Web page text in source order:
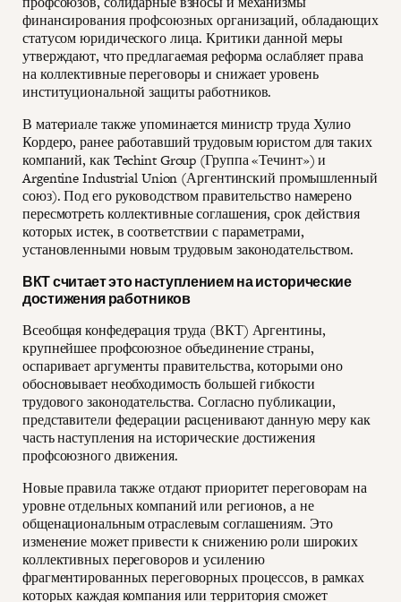
финансирования профсоюзных организаций, обладающих
статусом юридического лица. Критики данной меры
утверждают, что предлагаемая реформа ослабляет права
на коллективные переговоры и снижает уровень
институциональной защиты работников.
В материале также упоминается министр труда Хулио
Кордеро, ранее работавший трудовым юристом для таких
компаний, как Techint Group (Группа «Течинт») и
Argentine Industrial Union (Аргентинский промышленный
союз). Под его руководством правительство намерено
пересмотреть коллективные соглашения, срок действия
которых истек, в соответствии с параметрами,
установленными новым трудовым законодательством.
ВКТ считает это наступлением на исторические
достижения работников
Всеобщая конфедерация труда (ВКТ) Аргентины,
крупнейшее профсоюзное объединение страны,
оспаривает аргументы правительства, которыми оно
обосновывает необходимость большей гибкости
трудового законодательства. Согласно публикации,
представители федерации расценивают данную меру как
часть наступления на исторические достижения
профсоюзного движения.
Новые правила также отдают приоритет переговорам на
уровне отдельных компаний или регионов, а не
общенациональным отраслевым соглашениям. Это
изменение может привести к снижению роли широких
коллективных переговоров и усилению
фрагментированных переговорных процессов, в рамках
которых каждая компания или территория сможет